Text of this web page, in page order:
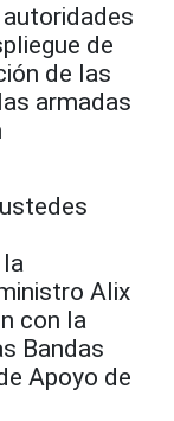
de
de las
armadas
Alix
con la
Bandas
Apoyo de